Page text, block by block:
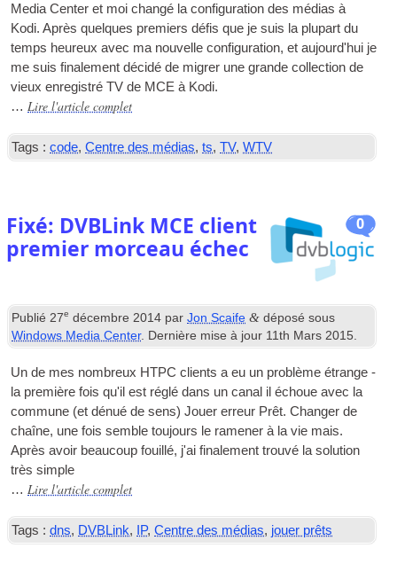
Media Center et moi changé la configuration des médias à
Kodi. Après quelques premiers défis que je suis la plupart du
temps heureux avec ma nouvelle configuration, et aujourd'hui je
me suis finalement décidé de migrer une grande collection de
vieux enregistréTV de MCE à Kodi.
… Lire l'article complet
Tags : code,Centre des médias,ts,TV,WTV
0
Fixé: DVBLink MCE client
premier morceau échec
Publié27e décembre 2014 parJon Scaife & déposé sous
Windows Media Center. Dernière mise à jour 11th Mars 2015.
Un de mes nombreux HTPC clients a eu un problème étrange -
la première fois qu'il est réglé dans un canal il échoue avec la
commune (et dénué de sens) Jouer erreur Prêt. Changer de
chaîne, une fois semble toujours le ramener à la vie mais.
Après avoir beaucoup fouillé, j'ai finalement trouvé la solution
très simple
… Lire l'article complet
Tags : dns, DVBLink, IP,Centre des médias, jouer prêts